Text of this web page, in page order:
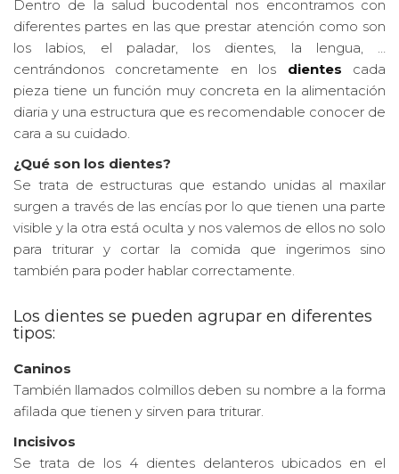
Dentro de la salud bucodental nos encontramos con
diferentes partes en las que prestar atención como son
los labios, el paladar, los dientes, la lengua, …
centrándonos concretamente en los dientes
cada
pieza tiene un función muy concreta en la alimentación
diaria y una estructura que es recomendable conocer de
cara a su cuidado.
¿Qué son los dientes?
Se trata de estructuras que estando unidas al maxilar
surgen a través de las encías por lo que tienen una parte
visible y la otra está oculta y nos valemos de ellos no solo
para triturar y cortar la comida que ingerimos sino
también para poder hablar correctamente.
Los dientes se pueden agrupar en diferentes
tipos:
Caninos
También llamados colmillos deben su nombre a la forma
afilada que tienen y sirven para triturar.
Incisivos
Se trata de los 4 dientes delanteros ubicados en el